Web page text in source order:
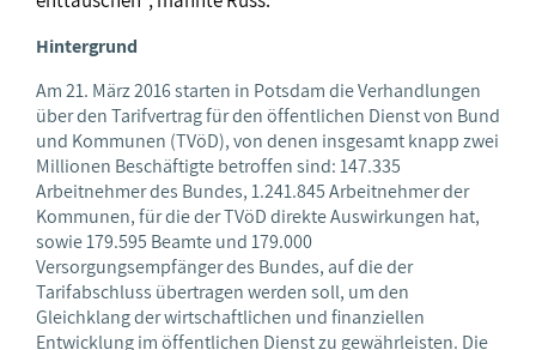
Hintergrund
Am 21. März 2016 starten in Potsdam die Verhandlungen
über den Tarifvertrag für den öffentlichen Dienst von Bund
und Kommunen (TVöD), von denen insgesamt knapp zwei
Millionen Beschäftigte betroffen sind: 147.335
Arbeitnehmer des Bundes, 1.241.845 Arbeitnehmer der
Kommunen, für die der TVöD direkte Auswirkungen hat,
sowie 179.595 Beamte und 179.000
Versorgungsempfänger des Bundes, auf die der
Tarifabschluss übertragen werden soll, um den
Gleichklang der wirtschaftlichen und finanziellen
Entwicklung im öffentlichen Dienst zu gewährleisten. Die